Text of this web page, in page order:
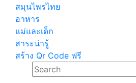
สมุนไพรไทย
อาหาร
แม่และเด็ก
สาระน่ารู้
สร้าง Qr Code ฟรี